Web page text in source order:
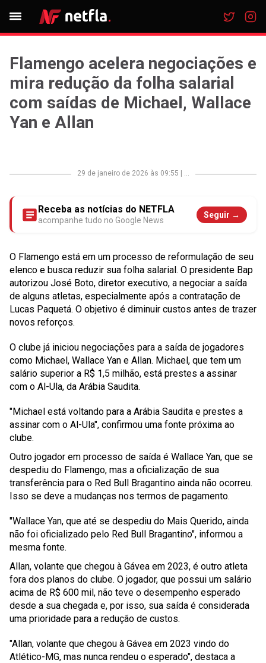
Flamengo acelera negociações e
mira redução da folha salarial
com saídas de Michael, Wallace
Yan e Allan
29 de janeiro de 2026 às 09:55 ...
Receba as notícias do NETFLA
acompanhe tudo no Google News
Seguir →
O Flamengo está em um processo de reformulação de seu
elenco e busca reduzir sua folha salarial. O presidente Bap
autorizou José Boto, diretor executivo, a negociar a saída
de alguns atletas, especialmente após a contratação de
Lucas Paquetá. O objetivo é diminuir custos antes de trazer
novos reforços.
O clube já iniciou negociações para a saída de jogadores
como Michael, Wallace Yan e Allan. Michael, que tem um
salário superior a R$ 1,5 milhão, está prestes a assinar
com o Al-Ula, da Arábia Saudita.
"Michael está voltando para a Arábia Saudita e prestes a
assinar com o Al-Ula", confirmou uma fonte próxima ao
clube.
Outro jogador em processo de saída é Wallace Yan, que se
despediu do Flamengo, mas a oficialização de sua
transferência para o Red Bull Bragantino ainda não ocorreu.
Isso se deve a mudanças nos termos de pagamento.
"Wallace Yan, que até se despediu do Mais Querido, ainda
não foi oficializado pelo Red Bull Bragantino", informou a
mesma fonte.
Allan, volante que chegou à Gávea em 2023, é outro atleta
fora dos planos do clube. O jogador, que possui um salário
acima de R$ 600 mil, não teve o desempenho esperado
desde a sua chegada e, por isso, sua saída é considerada
uma prioridade para a redução de custos.
"Allan, volante que chegou à Gávea em 2023 vindo do
Atlético-MG, mas nunca rendeu o esperado", destaca a